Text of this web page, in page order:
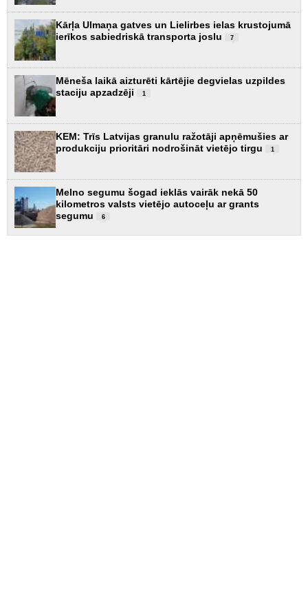
Kārļa Ulmaņa gatves un Lielirbes ielas krustojumā
ierīkos sabiedriskā transporta joslu
7
Mēneša laikā aizturēti kārtējie degvielas uzpildes
staciju apzadzēji
1
KEM: Trīs Latvijas granulu ražotāji apņēmušies ar
produkciju prioritāri nodrošināt vietējo tirgu
1
Melno segumu šogad ieklās vairāk nekā 50
kilometros valsts vietējo autoceļu ar grants
segumu
6